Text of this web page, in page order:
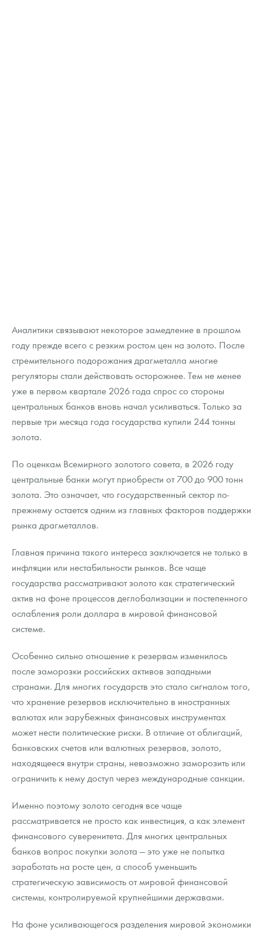
Аналитики связывают некоторое замедление в прошлом
году прежде всего с резким ростом цен на золото. После
стремительного подорожания драгметалла многие
регуляторы стали действовать осторожнее. Тем не менее
уже в первом квартале 2026 года спрос со стороны
центральных банков вновь начал усиливаться. Только за
первые три месяца года государства купили 244 тонны
золота.
По оценкам Всемирного золотого совета, в 2026 году
центральные банки могут приобрести от 700 до 900 тонн
золота. Это означает, что государственный сектор по-
прежнему остается одним из главных факторов поддержки
рынка драгметаллов.
Главная причина такого интереса заключается не только в
инфляции или нестабильности рынков. Все чаще
государства рассматривают золото как стратегический
актив на фоне процессов деглобализации и постепенного
ослабления роли доллара в мировой финансовой
системе.
Особенно сильно отношение к резервам изменилось
после заморозки российских активов западными
странами. Для многих государств это стало сигналом того,
что хранение резервов исключительно в иностранных
валютах или зарубежных финансовых инструментах
может нести политические риски. В отличие от облигаций,
банковских счетов или валютных резервов, золото,
находящееся внутри страны, невозможно заморозить или
ограничить к нему доступ через международные санкции.
Именно поэтому золото сегодня все чаще
рассматривается не просто как инвестиция, а как элемент
финансового суверенитета. Для многих центральных
банков вопрос покупки золота — это уже не попытка
заработать на росте цен, а способ уменьшить
стратегическую зависимость от мировой финансовой
системы, контролируемой крупнейшими державами.
На фоне усиливающегося разделения мировой экономики